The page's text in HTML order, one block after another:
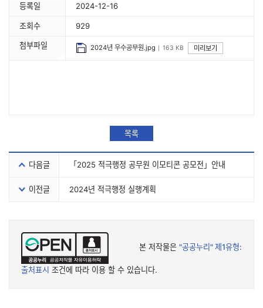
등록일 2024-12-16
조회수 929
첨부파일 2024년 우수공무원.jpg 163 KB 미리보기
목록
다음글 「2025 적극행정 공무원 이모티콘 공모전」안내
이전글 2024년 적극행정 실행계획
본 저작물은 "공공누리"제1유형:
출처표시 조건에 따라 이용 할 수 있습니다.